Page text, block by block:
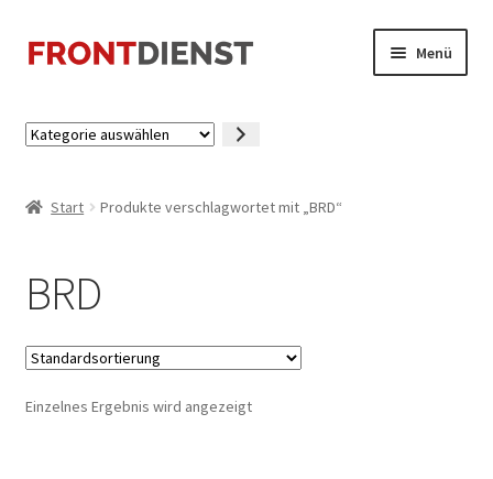
Zur
Navigation
Zum
Inhalt
Menü
Kategorie
Start Produkte verschlagwortet mit „BRD“
BRD
Einzelnes Ergebnis wird angezeigt